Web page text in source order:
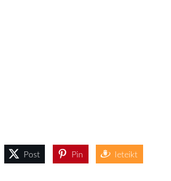
Post Pin Ieteikt